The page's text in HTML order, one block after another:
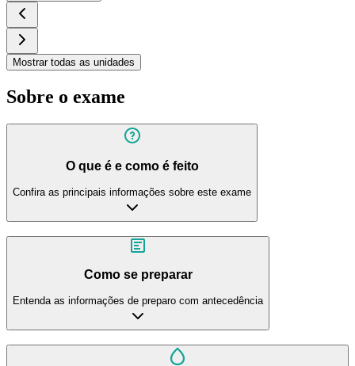
Mostrar todas as unidades
Sobre o exame
O que é e como é feito
Confira as principais informações sobre este exame
Como se preparar
Entenda as informações de preparo com antecedência